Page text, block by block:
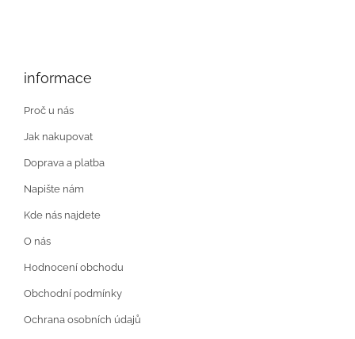
informace
Proč u nás
Jak nakupovat
Doprava a platba
Napište nám
Kde nás najdete
O nás
Hodnocení obchodu
Obchodní podmínky
Ochrana osobních údajů